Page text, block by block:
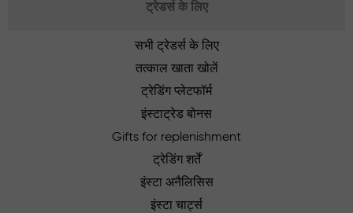
ट्रेडर्स के लिए
सभी ट्रेडर्स के लिए
तत्काल खाता खोलें
ट्रेडिंग प्लेटफॉर्म
इंस्टाट्रेड बोनस
Gifts for replenishment
ट्रेडिंग शर्तें
इंस्टा अनैलिसिस
इंस्टा चार्ट्स